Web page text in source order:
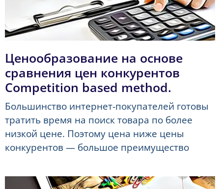
Ценообразование на основе
сравнения цен конкурентов
Competition based method.
Большинство интернет-покупателей готовы
тратить время на поиск товара по более
низкой цене. Поэтому цена ниже цены
конкурентов — большое преимущество